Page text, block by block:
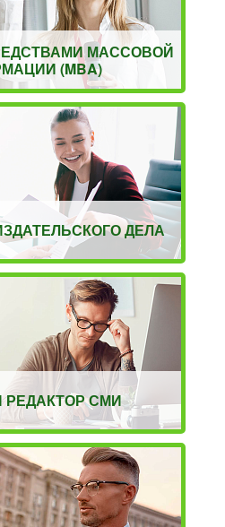
МАССОВОЙ
(MBA)
ДЕЛА
СМИ